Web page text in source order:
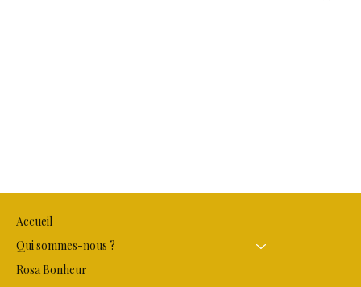
Accueil
Qui sommes-nous ?
Rosa Bonheur